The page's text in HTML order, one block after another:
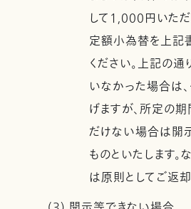
して1,000円いた
定額小為替を上記
ください。上記の
いなかった場合は
げますが、所定の
だけない場合は開
ものといたします
は原則としてご返却